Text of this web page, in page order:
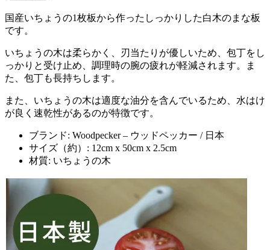
国産いちょうの1枚板から作ったしっかりした白木のまな板
です。
いちょうの木は柔らかく、刃当たりが優しいため、包丁をし
っかりと受け止め、調理時の腕の疲れが軽減されます。ま
た、包丁も長持ちします。
また、いちょうの木は適度な油分を含んでいるため、水はけ
が良く速乾性があるのが特徴です。
ブランド: Woodpecker – ウッドペッカー / 日本
サイズ（約）: 12cm x 50cm x 2.5cm
材質: いちょうの木